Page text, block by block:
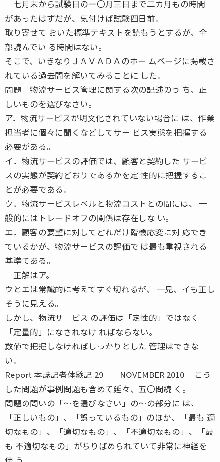
七月末から試験日の一〇月三日まで二カ月もの時間
があったはずだが、気付けば試験四日前。
取り寄せて おいた標準テキストを読もうとするが、全
部読んでい る時間はない。
そこで、いきなりＪＡＶＡＤＡのホー ムページに掲載さ
れている過去問を解いてみることに した。
問題 物流サービス管理に関する次の記述のう ち、正
しいものを選びなさい。
ア．物流サービスが明文化されていない場合に は、作業
担当者に個々に聞くなどしてサー ビス実態を把握する
必要がある。
イ．物流サービスの評価では、顧客と契約した サービ
スの実態が契約どおりであるかを定 性的に把握するこ
とが必要である。
ウ．物流サービスレベルと物流コストとの間には、 一
般的にはトレードオフの関係は存在しな い。
エ．顧客の要望に対してどれだけ臨機応変に対 応でき
ているかが、物流サービスの評価で は最も重視される
基準である。
正解はア。
ウとエは常識的に考えてすぐ切れるが、 一見、イも正し
そうに見える。
しかし、物流サービス の評価は「定性的」ではなく
「定量的」になされなけ ればならない。
数値で把握しなければしっかりとした 管理はできな
い。
Report 本誌記者体験記 29 NOVEMBER 2010 こう
した問題が事例問題も含めて延々、五〇問続 く。
問題の問いの「〜を選びなさい」の〜の部分に は、
「正しいもの」、「誤っているもの」のほか、「最も 適
切なもの」、「適切なもの」、「不適切なもの」、「最
も 不適切なもの」がちりばめられていて非常に神経を